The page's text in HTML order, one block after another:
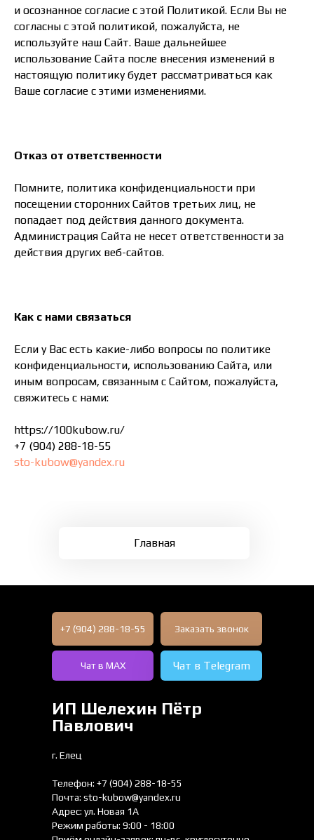
и осознанное согласие с этой Политикой. Если Вы не
согласны с этой политикой, пожалуйста, не
используйте наш Сайт. Ваше дальнейшее
использование Сайта после внесения изменений в
настоящую политику будет рассматриваться как
Ваше согласие с этими изменениями.
Отказ от ответственности
Помните, политика конфиденциальности при
посещении сторонних Сайтов третьих лиц, не
попадает под действия данного документа.
Администрация Сайта не несет ответственности за
действия других веб-сайтов.
Как с нами связаться
Если у Вас есть какие-либо вопросы по политике
конфиденциальности, использованию Сайта, или
иным вопросам, связанным с Сайтом, пожалуйста,
свяжитесь с нами:
https://100kubow.ru/
+7 (904) 288-18-55
sto-kubow@yandex.ru
Главная
ИП Шелехин Пётр
Павлович
г. Елец
Телефон: +7 (904) 288-18-55
Почта: sto-kubow@yandex.ru
Адрес: ул. Новая 1А
Режим работы: 9:00 - 18:00
+7 (904) 288-18-55 Заказать звонок
Чат в МАХ Чат в Telegram